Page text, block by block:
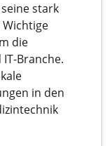
stark
die
Branche.
in den